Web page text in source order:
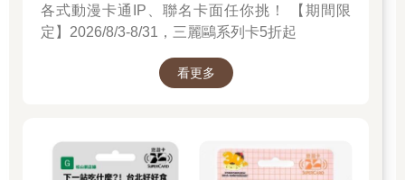
各式動漫卡通IP、聯名卡面任你挑！ 【期間限
定】2026/8/3-8/31，三麗鷗系列卡5折起
看更多